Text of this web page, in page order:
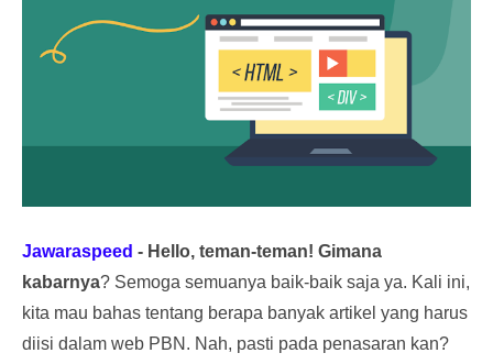
Jawaraspeed - Hello, teman-teman! Gimana
kabarnya? Semoga semuanya baik-baik saja ya. Kali ini,
kita mau bahas tentang berapa banyak artikel yang harus
diisi dalam web PBN. Nah, pasti pada penasaran kan?